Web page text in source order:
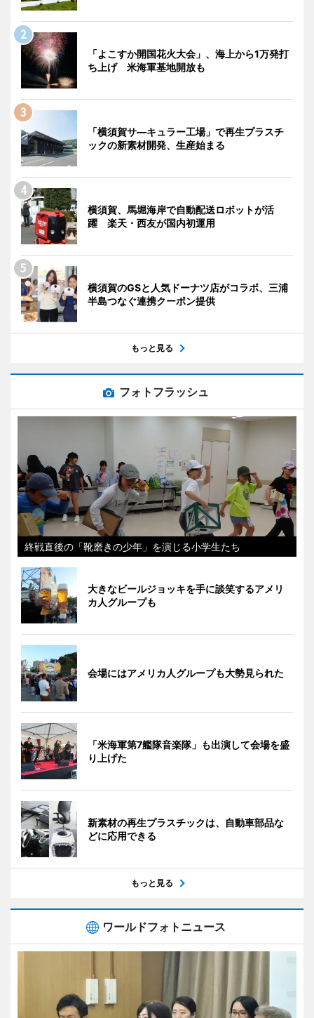
「よこすか開国花火大会」、海上から1万発打
ち上げ 米海軍基地開放も
「横須賀サ―キュラー工場」で再生プラスチ
ックの新素材開発、生産始まる
横須賀、馬堀海岸で自動配送ロボットが活
躍 楽天・西友が国内初運用
横須賀のGSと人気ドーナツ店がコラボ、三浦
半島つなぐ連携クーポン提供
もっと見る
フォトフラッシュ
終戦直後の「靴磨きの少年」を演じる小学生たち
大きなビールジョッキを手に談笑するアメリ
カ人グループも
会場にはアメリカ人グループも大勢見られた
「米海軍第7艦隊音楽隊」も出演して会場を盛
り上げた
新素材の再生プラスチックは、自動車部品な
どに応用できる
もっと見る
ワールドフォトニュース